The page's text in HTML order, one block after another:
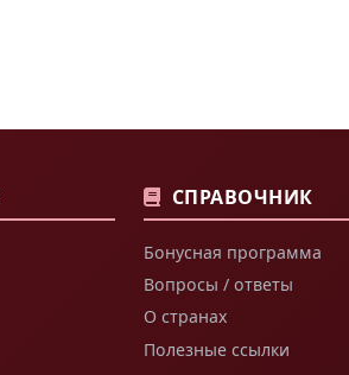
СПРАВОЧНИК
Бонусная программа
Вопросы / ответы
О странах
Полезные ссылки